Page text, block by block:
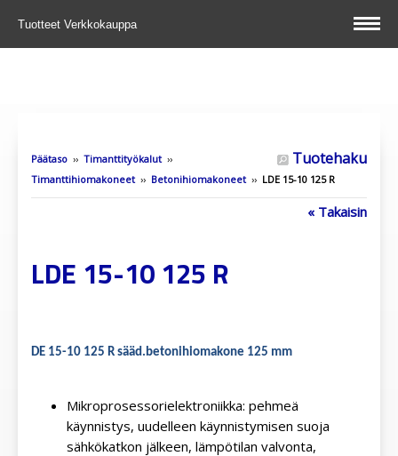
Tuotteet Verkkokauppa
Tuotehaku
Päätaso ›› Timanttityökalut››
Timanttihiomakoneet›› Betonihiomakoneet›› LDE 15-10 125 R
« Takaisin
LDE 15-10 125 R
DE 15-10 125 R sääd.betonihiomakone 125 mm
Mikroprosessorielektroniikka: pehmeä
käynnistys, uudelleen käynnistymisen suoja
sähkökatkon jälkeen, lämpötilan valvonta,